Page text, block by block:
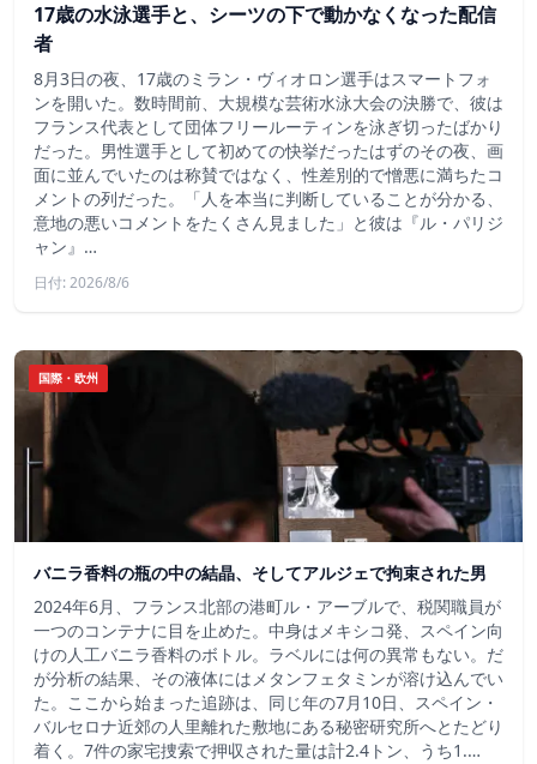
17歳の水泳選手と、シーツの下で動かなくなった配信
者
8月3日の夜、17歳のミラン・ヴィオロン選手はスマートフォ
ンを開いた。数時間前、大規模な芸術水泳大会の決勝で、彼は
フランス代表として団体フリールーティンを泳ぎ切ったばかり
だった。男性選手として初めての快挙だったはずのその夜、画
面に並んでいたのは称賛ではなく、性差別的で憎悪に満ちたコ
メントの列だった。「人を本当に判断していることが分かる、
意地の悪いコメントをたくさん見ました」と彼は『ル・パリジ
ャン』…
日付: 2026/8/6
国際・欧州
バニラ香料の瓶の中の結晶、そしてアルジェで拘束された男
2024年6月、フランス北部の港町ル・アーブルで、税関職員が
一つのコンテナに目を止めた。中身はメキシコ発、スペイン向
けの人工バニラ香料のボトル。ラベルには何の異常もない。だ
が分析の結果、その液体にはメタンフェタミンが溶け込んでい
た。ここから始まった追跡は、同じ年の7月10日、スペイン・
バルセロナ近郊の人里離れた敷地にある秘密研究所へとたどり
着く。7件の家宅捜索で押収された量は計2.4トン、うち1.…